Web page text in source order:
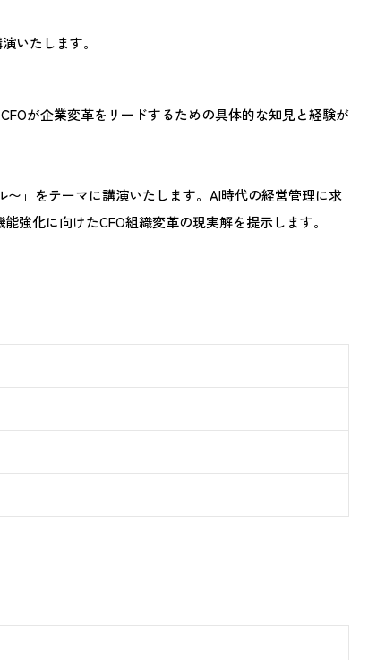
いたします。
が企業変革をリードするための具体的な知見と経験が
」をテーマに講演いたします。AI時代の経営管理に求
強化に向けたCFO組織変革の現実解を提示します。